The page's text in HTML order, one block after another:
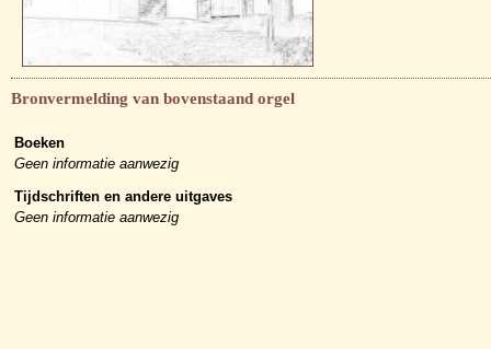
Bronvermelding van bovenstaand orgel
Boeken
Geen informatie aanwezig
Tijdschriften en andere uitgaves
Geen informatie aanwezig